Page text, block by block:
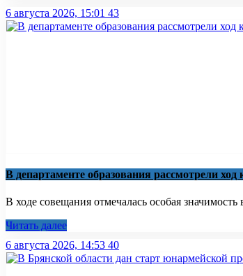
6 августа 2026, 15:01 43
В департаменте образования рассмотрели
В ходе совещания отмечалась особая
Читать далее
6 августа 2026, 14:53 40